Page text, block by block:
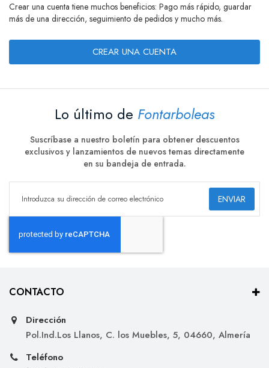
Crear una cuenta tiene muchos beneficios: Pago más rápido, guardar
más de una dirección, seguimiento de pedidos y mucho más.
CREAR UNA CUENTA
Lo último de Fontarboleas
Suscríbase a nuestro boletín para obtener descuentos
exclusivos y lanzamientos de nuevos temas directamente
en su bandeja de entrada.
ENVIAR
CONTACTO
Dirección
Pol.Ind.Los Llanos, C. los Muebles, 5, 04660, Almería
Teléfono